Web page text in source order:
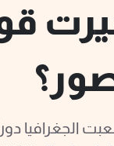
لعبت الجغرافيا